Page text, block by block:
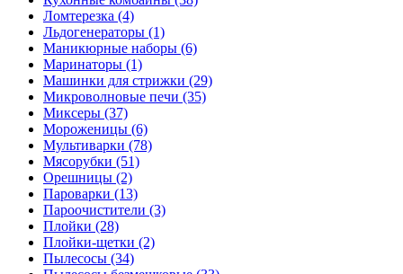
Ломтерезка (4)
Льдогенераторы (1)
Маникюрные наборы (6)
Маринаторы (1)
Машинки для стрижки (29)
Микроволновые печи (35)
Миксеры (37)
Мороженицы (6)
Мультиварки (78)
Мясорубки (51)
Орешницы (2)
Пароварки (13)
Пароочистители (3)
Плойки (28)
Плойки-щетки (2)
Пылесосы (34)